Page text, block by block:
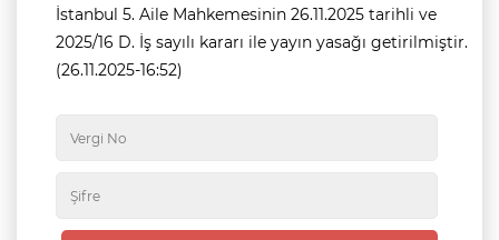
İstanbul 5. Aile Mahkemesinin 26.11.2025 tarihli ve
2025/16 D. İş sayılı kararı ile yayın yasağı getirilmiştir.
(26.11.2025-16:52)